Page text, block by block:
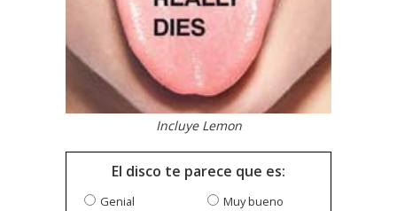
Incluye Lemon
El disco te parece que es:
Genial
Muy bueno